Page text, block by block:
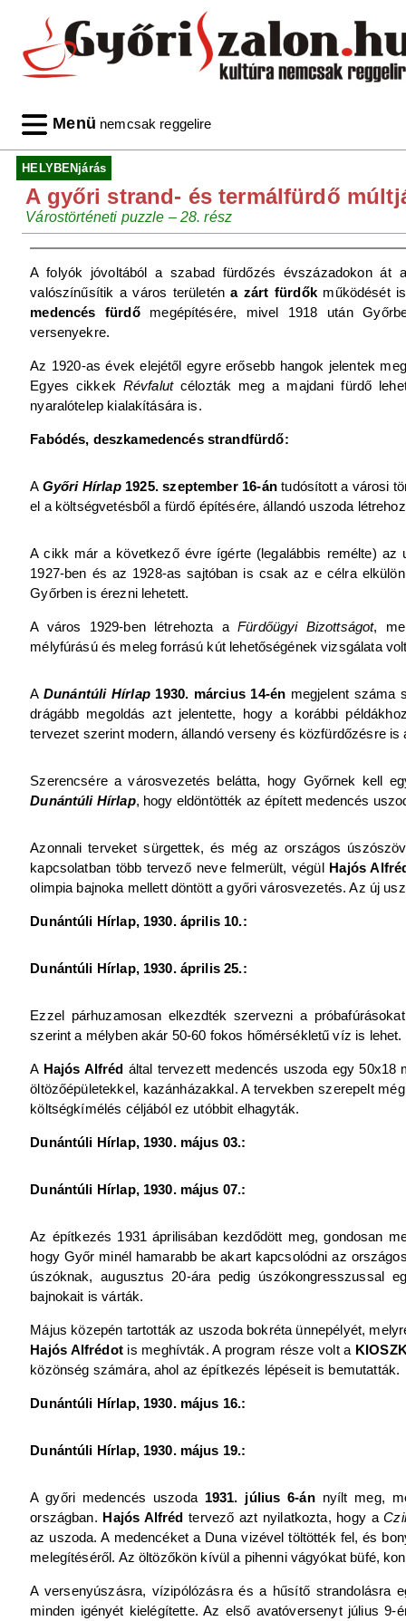
Menü nemcsak reggelire
HELYBENjárás
A győri strand- és termálfürdő
Várostörténeti puzzle – 28. rész
A folyók jóvoltából a szabad fürdőzés évszázadokon
valószínűsítik a város területéna zárt fürdőkműködését
medencés fürdőmegépítésére, mivel 1918 után
versenyekre.
Az 1920-as évek elejétől egyre erősebb hangok jelentek
Egyes cikkek Révfalutcélozták meg a majdani fürdő
nyaralótelep kialakítására is.
Fabódés, deszkamedencés strandfürdő:
A Győri Hírlap 1925. szeptember 16-ántudósított a városi
el a költségvetésből a fürdő építésére, állandó uszoda
A cikk már a következő évre ígérte (legalábbis remélte) az
1927-ben és az 1928-as sajtóban is csak az e célra
Győrben is érezni lehetett.
A város 1929-ben létrehozta aFürdőügyi Bizottságot,
mélyfúrású és meleg forrású kút lehetőségének vizsgálata
ADunántúli Hírlap1930. március 14-én megjelent száma
drágább megoldás azt jelentette, hogy a korábbi
tervezet szerint modern, állandó verseny és közfürdőzésre
Szerencsére a városvezetés belátta, hogy Győrnek kell
Dunántúli Hírlap, hogy eldöntötték az épített medencés
Azonnali terveket sürgettek, és még az országos
kapcsolatban több tervező neve felmerült, végül Hajós
olimpia bajnoka mellett döntött a győri városvezetés. Az új
Dunántúli Hírlap, 1930. április 10.:
Dunántúli Hírlap, 1930. április 25.:
Ezzel párhuzamosan elkezdték szervezni a
szerint a mélyben akár 50-60 fokos hőmérsékletű víz is lehet.
A Hajós Alfréd által tervezett medencés uszoda egy 50x18
öltözőépületekkel, kazánházakkal. A tervekben szerepelt
költségkímélés céljából ez utóbbit elhagyták.
Dunántúli Hírlap, 1930. május 03.:
Dunántúli Hírlap, 1930. május 07.:
Az építkezés 1931 áprilisában kezdődött meg, gondosan
hogy Győr minél hamarabb be akart kapcsolódni az
úszóknak, augusztus 20-ára pedig úszókongresszussal
bajnokait is várták.
Május közepén tartották az uszoda bokréta ünnepélyét,
Hajós Alfrédotis meghívták. A program része volt a
közönség számára, ahol az építkezés lépéseit is bemutatták.
Dunántúli Hírlap, 1930. május 16.:
Dunántúli Hírlap, 1930. május 19.:
A győri medencés uszoda 1931. július 6-ánnyílt meg,
országban. Hajós Alfréd tervező azt nyilatkozta, hogy a
az uszoda. A medencéket a Duna vizével töltötték fel, és
melegítéséről. Az öltözőkön kívül a pihenni vágyókat büfé,
A versenyúszásra, vízipólózásra és a hűsítő strandolásra
minden igényét kielégítette. Az első avatóversenyt július